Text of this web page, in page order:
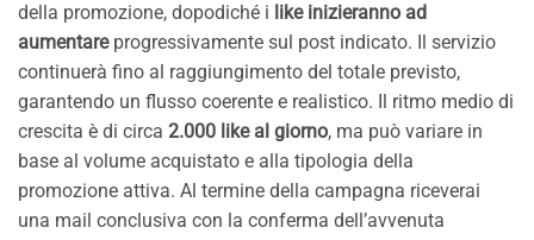
della promozione, dopodiché i like inizieranno ad
aumentareprogressivamente sul post indicato. Il servizio
continuerà fino al raggiungimento del totale previsto,
garantendo un flusso coerente e realistico. Il ritmo medio di
crescita è di circa 2.000 like al giorno, ma può variare in
base al volume acquistato e alla tipologia della
promozione attiva. Al termine della campagna riceverai
una mail conclusiva con la conferma dell’avvenuta